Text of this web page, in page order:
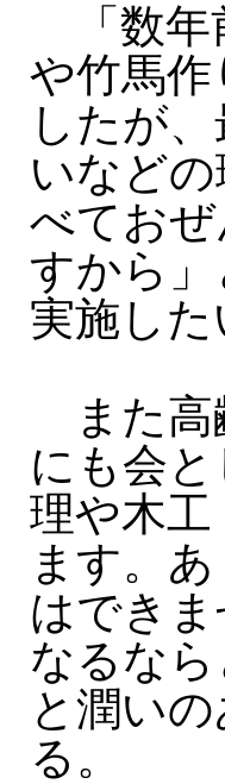
「数年
や竹馬
したが
いなど
べてお
すから
実施した
また高
にも会
理や木
ます。
はでき
なるな
と潤い
る。